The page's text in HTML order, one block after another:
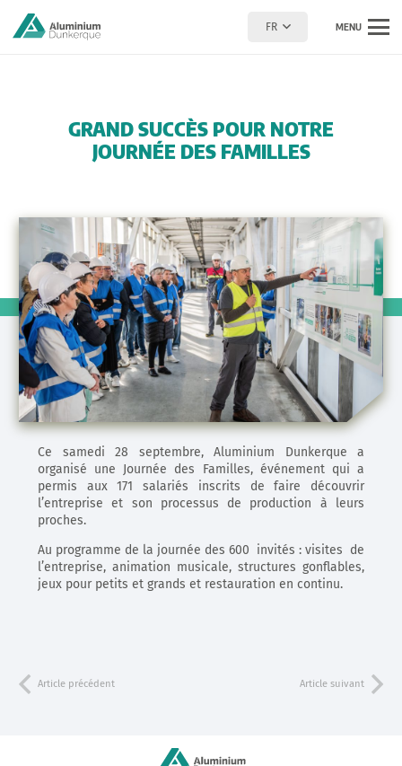
FR MENU
GRAND SUCCÈS POUR NOTRE
JOURNÉE DES FAMILLES
Ce samedi 28 septembre, Aluminium Dunkerque a
organisé une Journée des Familles, événement qui a
permis aux 171 salariés inscrits de faire découvrir
l’entreprise et son processus de production à leurs
proches.
Au programme de la journée des 600 invités : visites de
l’entreprise, animation musicale, structures gonflables,
jeux pour petits et grands et restauration en continu.
Article précédent Article suivant